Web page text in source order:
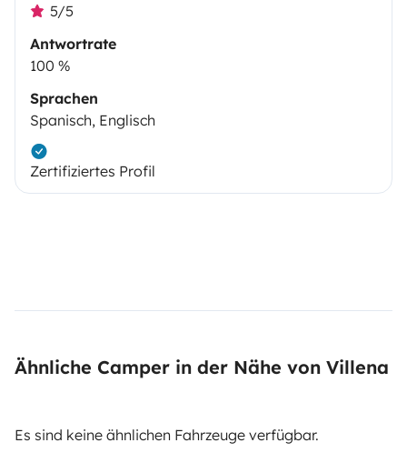
5/5
Antwortrate
100 %
Sprachen
Spanisch, Englisch
Zertifiziertes Profil
Ähnliche Camper in der Nähe von Villena
Es sind keine ähnlichen Fahrzeuge verfügbar.